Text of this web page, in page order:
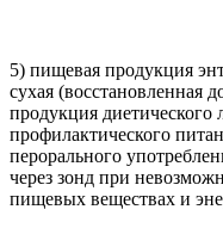
5) пищевая продукция
сухая (восстановленная
продукция диетического
профилактического
перорального
через зонд при
пищевых веществах и